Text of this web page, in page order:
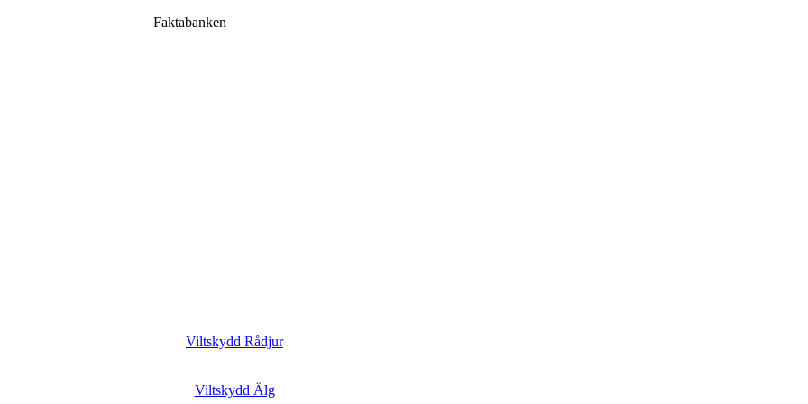
Faktabanken
Viltskydd Rådjur
Viltskydd Älg